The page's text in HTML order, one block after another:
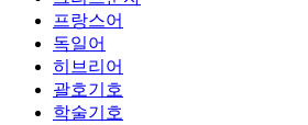
프랑스어
독일어
히브리어
괄호기호
학술기호